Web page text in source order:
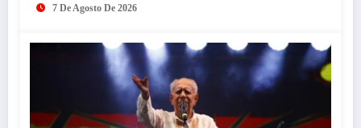
7 De Agosto De 2026